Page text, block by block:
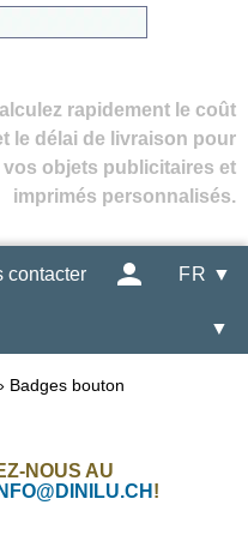
rapidement le coût
le délai de livraison pour
vos objets publicitaires et
imprimés personnalisés.
contacter FR ▼
▼
Badges bouton
NOUS AU
INFO@DINILU.CH !